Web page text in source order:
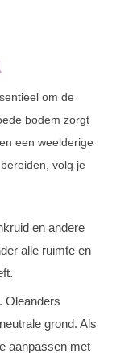
om de
bodem zorgt
een weelderige
volg je
en andere
alle ruimte en
Oleanders
grond. Als
aanpassen met